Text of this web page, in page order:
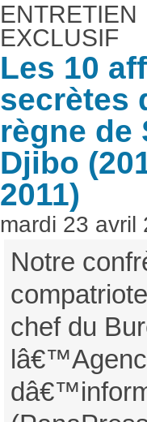
ENTRETIEN
EXCLUSIF
Les 10
secrètes
règne de
Djibo
2011)
mardi 23 avril
Notre
chef du